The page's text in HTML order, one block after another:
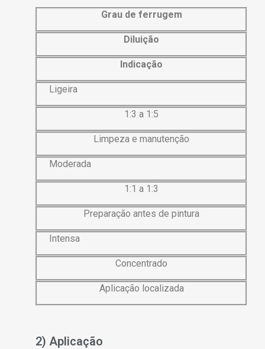
Grau de ferrugem
Diluição
Indicação
Ligeira
1:3 a 1:5
Limpeza e manutenção
Moderada
1:1 a 1:3
Preparação antes de pintura
Intensa
Concentrado
Aplicação localizada
2) Aplicação